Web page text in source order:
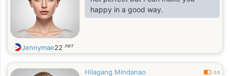
happy in a good way.
Jennymae22 лет
Hilagang Mindanao 0.3